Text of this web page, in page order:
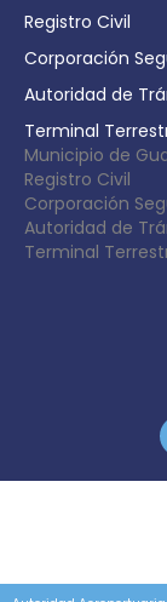
Registro Civil
Corporación
Autoridad de
Terminal
Municipio de
Registro Civil
Corporación
Autoridad de
Terminal